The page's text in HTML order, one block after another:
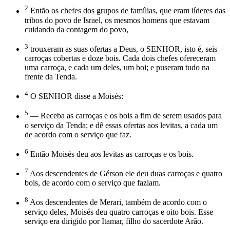
2 Então os chefes dos grupos de famílias, que eram líderes das
tribos do povo de Israel, os mesmos homens que estavam
cuidando da contagem do povo,
3 trouxeram as suas ofertas a Deus, o SENHOR, isto é, seis
carroças cobertas e doze bois. Cada dois chefes ofereceram
uma carroça, e cada um deles, um boi; e puseram tudo na
frente da Tenda.
4 O SENHOR disse a Moisés:
5 — Receba as carroças e os bois a fim de serem usados para
o serviço da Tenda; e dê essas ofertas aos levitas, a cada um
de acordo com o serviço que faz.
6 Então Moisés deu aos levitas as carroças e os bois.
7 Aos descendentes de Gérson ele deu duas carroças e quatro
bois, de acordo com o serviço que faziam.
8 Aos descendentes de Merari, também de acordo com o
serviço deles, Moisés deu quatro carroças e oito bois. Esse
serviço era dirigido por Itamar, filho do sacerdote Arão.